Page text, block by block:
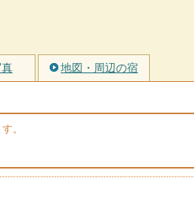
地図・周辺の宿
。